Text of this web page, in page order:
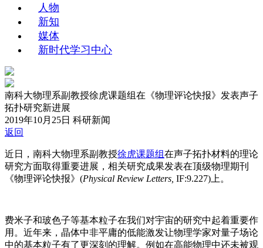
人物
新知
媒体
新时代学习中心
南科大物理系副教授徐虎课题组在《物理评论快报》发表声子
拓扑研究新进展
2019年10月25日 科研新闻
返回
近日，南科大物理系副教授徐虎课题组在声子拓扑材料的理论
研究方面取得重要进展，相关研究成果发表在顶级物理期刊
《物理评论快报》(Physical Review Letters, IF:9.227)上。
费米子和玻色子等基本粒子在我们对宇宙的研究中起着重要作
用。近年来，晶体中非平庸的低能激发让物理学家对量子场论
中的基本粒子有了更深刻的理解。例如在高能物理中还未被观